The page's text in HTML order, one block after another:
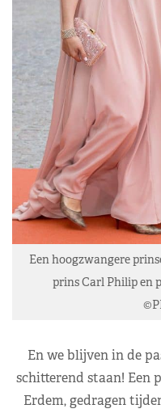
Een hoogzwangere
prins Carl Philip en
En we blijven in de
schitterend staan! Een
Erdem, gedragen